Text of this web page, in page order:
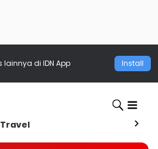
lainnya di IDN App Install
Travel